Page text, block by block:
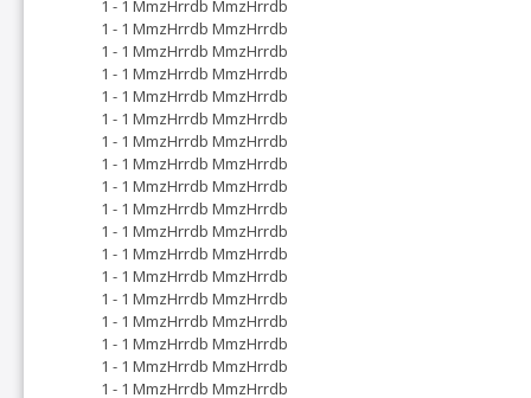
1 - 1 MmzHrrdb MmzHrrdb
1 - 1 MmzHrrdb MmzHrrdb
1 - 1 MmzHrrdb MmzHrrdb
1 - 1 MmzHrrdb MmzHrrdb
1 - 1 MmzHrrdb MmzHrrdb
1 - 1 MmzHrrdb MmzHrrdb
1 - 1 MmzHrrdb MmzHrrdb
1 - 1 MmzHrrdb MmzHrrdb
1 - 1 MmzHrrdb MmzHrrdb
1 - 1 MmzHrrdb MmzHrrdb
1 - 1 MmzHrrdb MmzHrrdb
1 - 1 MmzHrrdb MmzHrrdb
1 - 1 MmzHrrdb MmzHrrdb
1 - 1 MmzHrrdb MmzHrrdb
1 - 1 MmzHrrdb MmzHrrdb
1 - 1 MmzHrrdb MmzHrrdb
1 - 1 MmzHrrdb MmzHrrdb
1 - 1 MmzHrrdb MmzHrrdb